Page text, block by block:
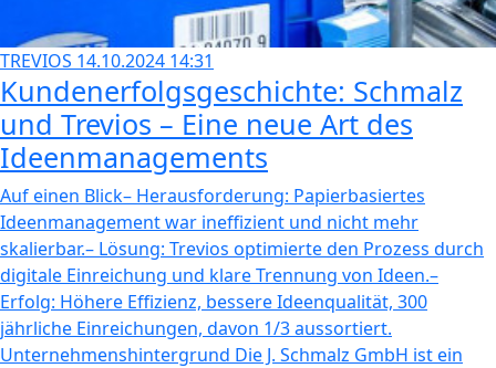
TREVIOS 14.10.2024 14:31
Kundenerfolgsgeschichte: Schmalz
und Trevios – Eine neue Art des
Ideenmanagements
Auf einen Blick– Herausforderung: Papierbasiertes
Ideenmanagement war ineffizient und nicht mehr
skalierbar.– Lösung: Trevios optimierte den Prozess durch
digitale Einreichung und klare Trennung von Ideen.–
Erfolg: Höhere Effizienz, bessere Ideenqualität, 300
jährliche Einreichungen, davon 1/3 aussortiert.
Unternehmenshintergrund Die J. Schmalz GmbH ist ein